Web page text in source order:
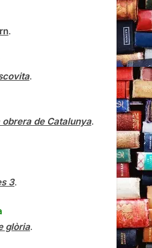
.
.
de Catalunya.
3.
glòria.